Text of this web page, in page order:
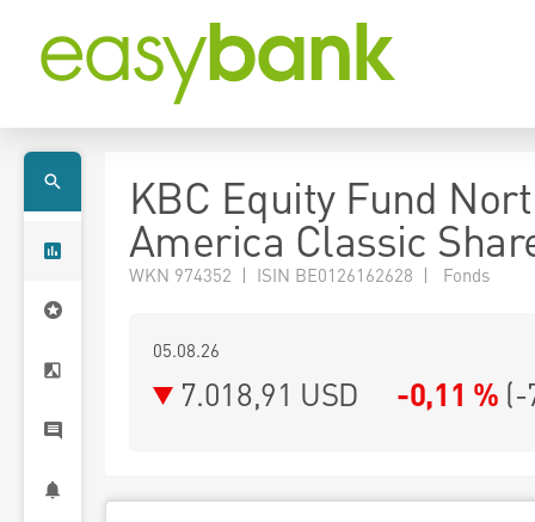
KBC Equity Fund
America Classic
WKN 974352 | ISIN BE0126162628 | Fonds
05.08.26
7.018,91 USD -0,11 % (-